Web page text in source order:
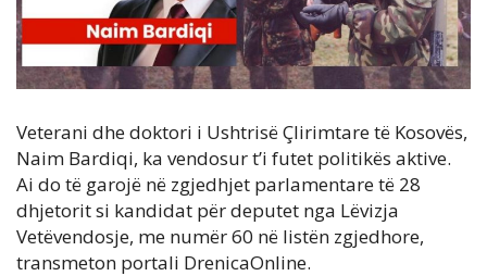
Veterani dhe doktori i Ushtrisë Çlirimtare të Kosovës,
Naim Bardiqi, ka vendosur t’i futet politikës aktive.
Ai do të garojë në zgjedhjet parlamentare të 28
dhjetorit si kandidat për deputet nga Lëvizja
Vetëvendosje, me numër 60 në listën zgjedhore,
transmeton portali DrenicaOnline.